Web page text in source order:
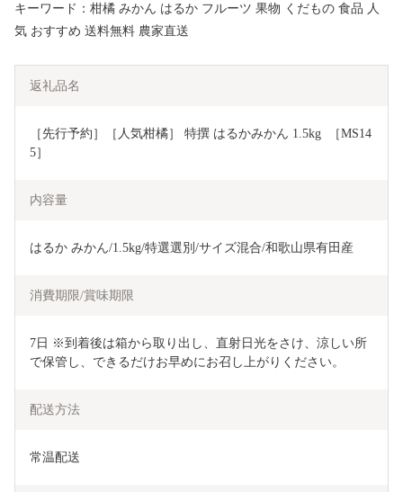
キーワード：柑橘 みかん はるか フルーツ 果物 くだもの 食品 人
気 おすすめ 送料無料 農家直送
返礼品名
［先行予約］［人気柑橘］ 特撰 はるかみかん 1.5kg  ［MS14
5］
内容量
はるか みかん/1.5kg/特選選別/サイズ混合/和歌山県有田産
消費期限/賞味期限
7日 ※到着後は箱から取り出し、直射日光をさけ、涼しい所
で保管し、できるだけお早めにお召し上がりください。
配送方法
常温配送